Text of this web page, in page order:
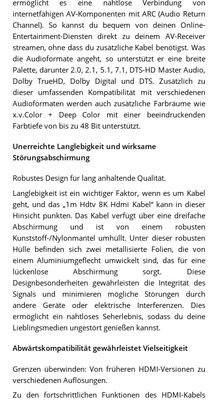
ermöglicht es eine nahtlose Verbindung von
internetfähigen AV-Komponenten mit ARC (Audio Return
Channel). So kannst du bequem von deinen Online-
Entertainment-Diensten direkt zu deinem AV-Receiver
streamen, ohne dass du zusätzliche Kabel benötigst. Was
die Audioformate angeht, so unterstützt er eine breite
Palette, darunter 2.0, 2.1, 5.1, 7.1, DTS-HD Master Audio,
Dolby TrueHD, Dolby Digital und DTS. Zusätzlich zu
dieser umfassenden Kompatibilität mit verschiedenen
Audioformaten werden auch zusätzliche Farbräume wie
x.v.Color + Deep Color mit einer beeindruckenden
Farbtiefe von bis zu 48 Bit unterstützt.
Unerreichte Langlebigkeit und wirksame
Störungsabschirmung
Robustes Design für lang anhaltende Qualität.
Langlebigkeit ist ein wichtiger Faktor, wenn es um Kabel
geht, und das „1m Hdtv 8K Hdmi Kabel“ kann in dieser
Hinsicht punkten. Das Kabel verfügt über eine dreifache
Abschirmung und ist von einem robusten
Kunststoff-/Nylonmantel umhüllt. Unter dieser robusten
Hülle befinden sich zwei metallisierte Folien, die von
einem Aluminiumgeflecht umwickelt sind, das für eine
lückenlose Abschirmung sorgt. Diese
Designbesonderheiten gewährleisten die Integrität des
Signals und minimieren mögliche Störungen durch
andere Geräte oder elektrische Interferenzen. Dies
ermöglicht ein nahtloses Seherlebnis, sodass du deine
Lieblingsmedien ungestört genießen kannst.
Abwärtskompatibilität gewährleistet Vielseitigkeit
Grenzen überwinden: Von früheren HDMI-Versionen zu
verschiedenen Auflösungen.
Zu den fortschrittlichen Funktionen des HDMI-Kabels